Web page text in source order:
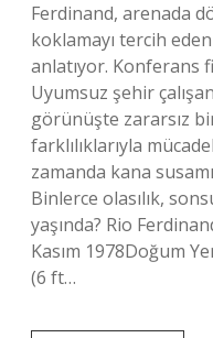
Ferdinand, arenada
koklamayı tercih
anlatıyor. Konferans
Uyumsuz şehir
görünüşte zararsız
farklılıklarıyla
zamanda kana
Binlerce olasılık,
yaşında? Rio
Kasım 1978Doğum
(6 ft…